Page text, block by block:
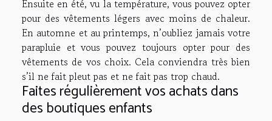
Ensuite en été, vu la température, vous pouvez opter
pour des vêtements légers avec moins de chaleur.
En automne et au printemps, n’oubliez jamais votre
parapluie et vous pouvez toujours opter pour des
vêtements de vos choix. Cela conviendra très bien
s’il ne fait pleut pas et ne fait pas trop chaud.
Faites régulièrement vos achats dans
des boutiques enfants